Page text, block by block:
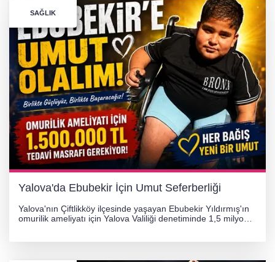
PLANLARI ASKIDA!
256 PARÇA ESER ELE GEÇİRİLDİ
Görüntüler yapay zekamı ?
Otomobil Hurdaya Döndü
SAĞLIK
Yalova'da Ebubekir İçin Umut Seferberliği
Yalova'nın Çiftlikköy ilçesinde yaşayan Ebubekir Yıldırmış'ın
omurilik ameliyatı için Yalova Valiliği denetiminde 1,5 milyon